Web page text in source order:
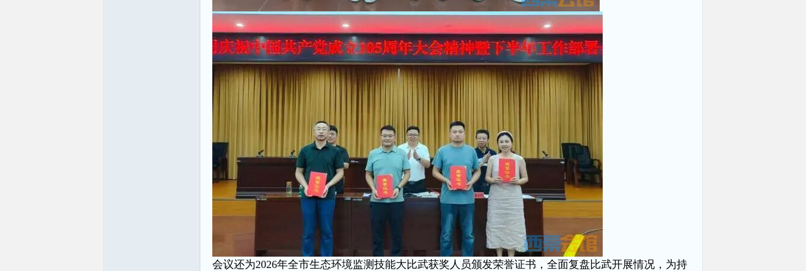
会议还为2026年全市生态环境监测技能大比武获奖人员颁发荣誉证书，全面复盘比武开展情况，为持